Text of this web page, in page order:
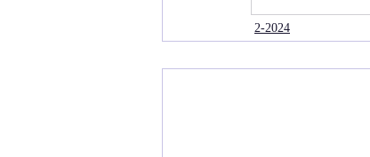
2-2024